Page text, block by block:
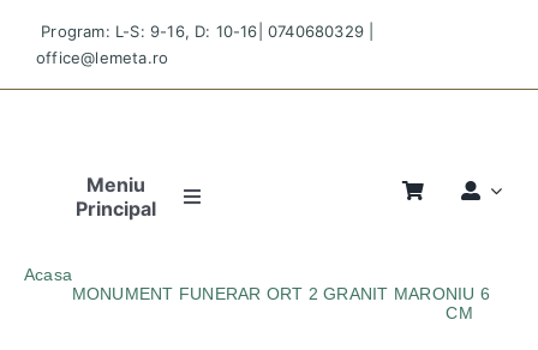
content
Program: L-S: 9-16, D: 10-16|0740680329
office@lemeta.ro
Meniu
Principal
Principală
Acasa
MONUMENT FUNERAR ORT 2 GRANIT MARONIU 6
CM